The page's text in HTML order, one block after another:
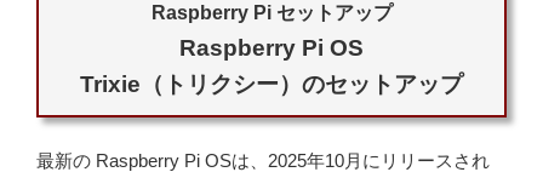
Raspberry Pi セットアップ
Raspberry Pi OS
Trixie（トリクシー）のセットアップ
最新の Raspberry Pi OSは、2025年10月にリリースされ